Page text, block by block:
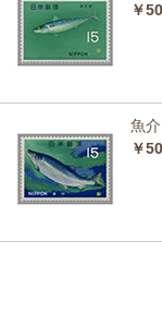
￥50
魚
￥50